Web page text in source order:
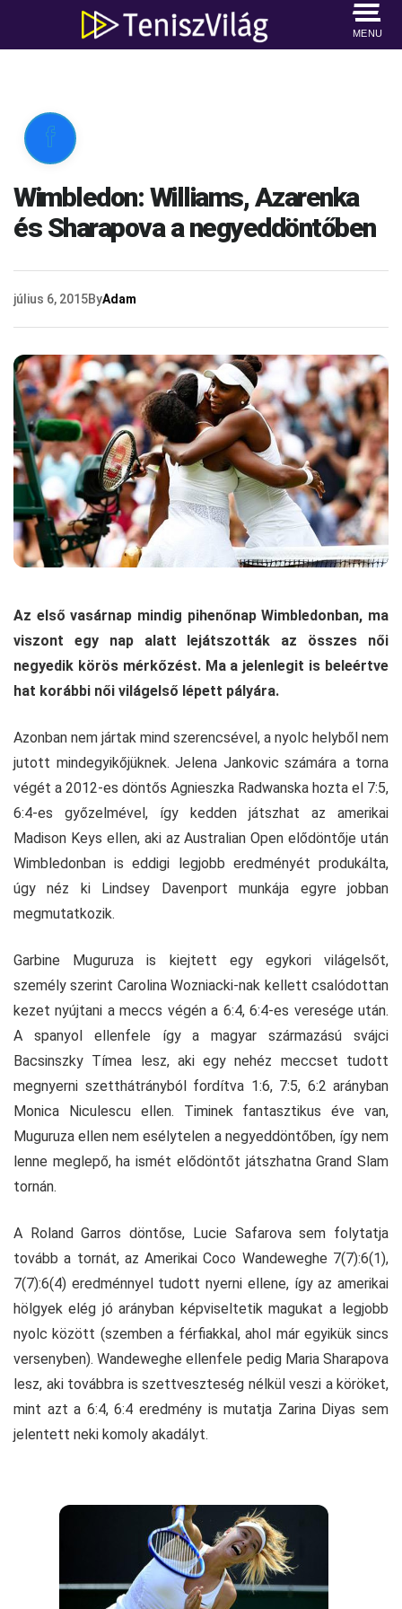
MENU

Wimbledon: Williams, Azarenka
és Sharapova a negyeddöntőben
július 6, 2015ByAdam
Az első vasárnap mindig pihenőnap Wimbledonban, ma
viszont egy nap alatt lejátszották az összes női
negyedik körös mérkőzést. Ma a jelenlegit is beleértve
hat korábbi női világelső lépett pályára.
Azonban nem jártak mind szerencsével, a nyolc helyből nem
jutott mindegyikőjüknek. Jelena Jankovic számára a torna
végét a 2012-es döntős Agnieszka Radwanska hozta el 7:5,
6:4-es győzelmével, így kedden játszhat az amerikai
Madison Keys ellen, aki az Australian Open elődöntője után
Wimbledonban is eddigi legjobb eredményét produkálta,
úgy néz ki Lindsey Davenport munkája egyre jobban
megmutatkozik.
Garbine Muguruza is kiejtett egy egykori világelsőt,
személy szerint Carolina Wozniacki-nak kellett csalódottan
kezet nyújtani a meccs végén a 6:4, 6:4-es veresége után.
A spanyol ellenfele így a magyar származású svájci
Bacsinszky Tímea lesz, aki egy nehéz meccset tudott
megnyerni szetthátrányból fordítva 1:6, 7:5, 6:2 arányban
Monica Niculescu ellen. Timinek fantasztikus éve van,
Muguruza ellen nem esélytelen a negyeddöntőben, így nem
lenne meglepő, ha ismét elődöntőt játszhatna Grand Slam
tornán.
A Roland Garros döntőse, Lucie Safarova sem folytatja
tovább a tornát, az Amerikai Coco Wandeweghe 7(7):6(1),
7(7):6(4) eredménnyel tudott nyerni ellene, így az amerikai
hölgyek elég jó arányban képviseltetik magukat a legjobb
nyolc között (szemben a férfiakkal, ahol már egyikük sincs
versenyben). Wandeweghe ellenfele pedig Maria Sharapova
lesz, aki továbbra is szettveszteség nélkül veszi a köröket,
mint azt a 6:4, 6:4 eredmény is mutatja Zarina Diyas sem
jelentett neki komoly akadályt.